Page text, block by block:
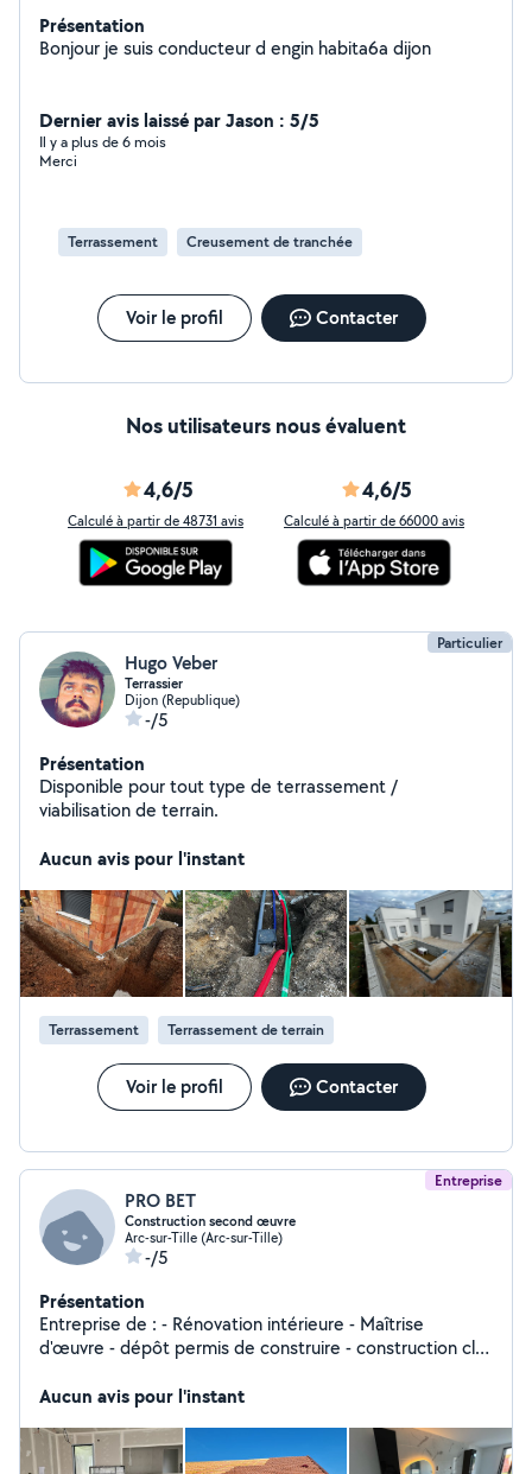
Présentation
Bonjour je suis conducteur d engin habita6a dijon
Dernier avis laissé par Jason : 5/5
Il y a plus de 6 mois
Merci
Terrassement Creusement de tranchée
Voir le profil Contacter
Nos utilisateurs nous évaluent
4,6/5
Calculé à partir de 48731 avis
4,6/5
Calculé à partir de 66000 avis
Particulier
Hugo Veber
Terrassier
Dijon (Republique)
-/5
Présentation
Disponible pour tout type de terrassement /
viabilisation de terrain.
Aucun avis pour l'instant
Terrassement Terrassement de terrain
Voir le profil Contacter
Entreprise
PRO BET
Construction second œuvre
Arc-sur-Tille (Arc-sur-Tille)
-/5
Présentation
Entreprise de : - Rénovation intérieure - Maîtrise
d'œuvre - dépôt permis de construire - construction clé
Aucun avis pour l'instant